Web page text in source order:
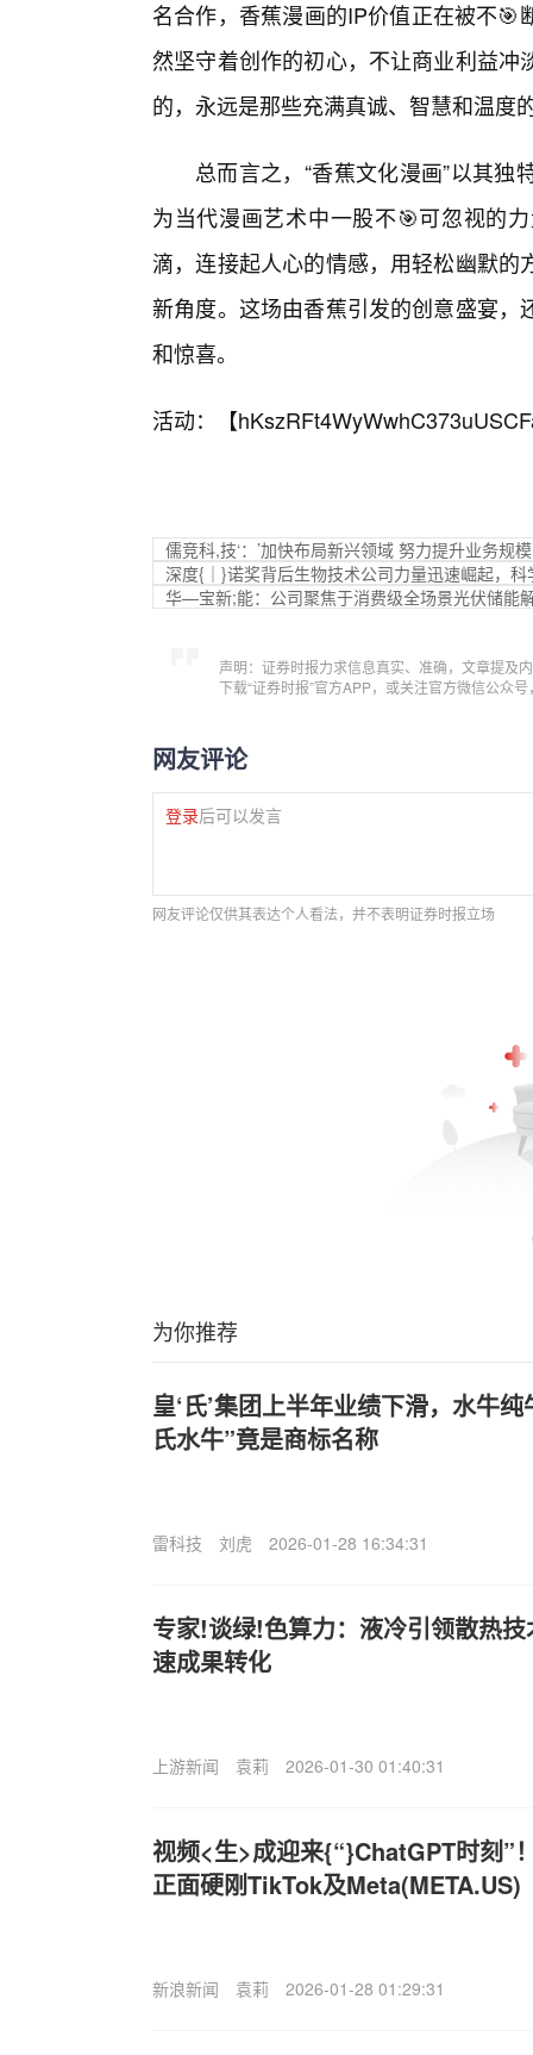
名合作，香蕉漫画的IP价值正在被不
然坚守着创作的初心，不让商业利益
的，永远是那些充满真诚、智慧和温度
总而言之，“香蕉文化漫画”以其
为当代漫画艺术中一股不🎯可忽视的
滴，连接起人心的情感，用轻松幽默
新角度。这场由香蕉引发的创意盛宴
和惊喜。
活动：【
儒竞科,技‘：’加快布局新兴领域 努力提升业务规模
深度{｜}诺奖背后生物技术公司力量迅速崛起，
华—宝新;能：公司聚焦于消费级全场景光伏储能
声明：证券时报力求信息真实、准确，文章提及
下载“证券时报”官方APP，或关注官方微信公众
网友评论
登录后可以发言
网友评论仅供其表达个人看法，并不表明证券时报立场
为你推荐
皇‘氏’集团上半年业绩下滑，水牛
氏水牛”竟是商标名称
雷科技 刘虎 2026-01-28 16:34:31
专家!谈绿!色算力：液冷引领散热
速成果转化
上游新闻 袁莉 2026-01-30 01:40:31
视频<生>成迎来{“}ChatGPT时刻”
正面硬刚TikTok及Meta(META.US)
新浪新闻 袁莉 2026-01-28 01:29:31